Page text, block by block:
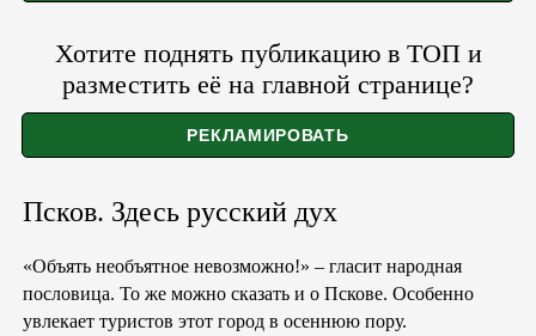
Хотите поднять публикацию в ТОП и
разместить её на главной странице?
Псков. Здесь русский дух
«Объять необъятное невозможно!» – гласит народная
пословица. То же можно сказать и о Пскове. Особенно
увлекает туристов этот город в осеннюю пору.